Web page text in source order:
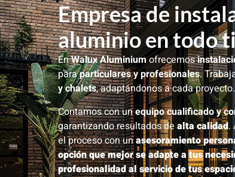
Empresa de
aluminio en todo
EnWalux Aluminiumofrecemos
paraparticulares y profesionales.
y chalets, adaptándonos a cada proyecto.
Contamos con unequipo cualificado y
garantizando resultados de alta calidad.
el proceso con unasesoramiento
opción que mejor se adapte a tus
profesionalidad al servicio de tus